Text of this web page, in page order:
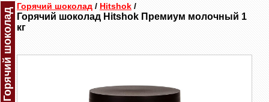
Горячий шоколад
Горячий шоколад / Hitshok /
Горячий шоколад Hitshok Премиум молочный 1
кг